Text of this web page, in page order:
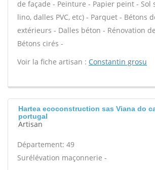
de façade - Peinture - Papier peint - Sol
lino, dalles PVC, etc) - Parquet - Bétons
extérieurs - Dalles béton - Rénovation
Bétons cirés -
Voir la fiche artisan : Constantin grosu
Hartea ecoconstruction sas Viana do
portugal
Artisan
Département: 49
Surélévation maçonnerie -